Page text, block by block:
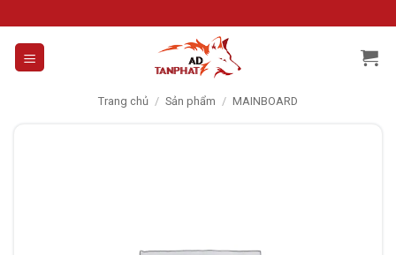
to
content
Trang chủ / Sản phẩm / MAINBOARD